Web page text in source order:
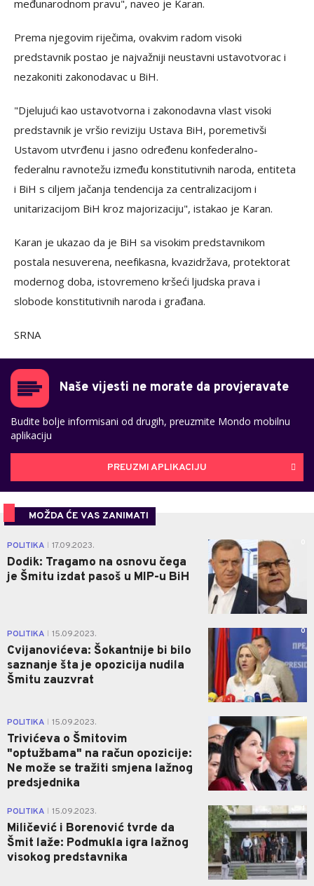
međunarodnom pravu", naveo je Karan.
Prema njegovim riječima, ovakvim radom visoki
predstavnik postao je najvažniji neustavni ustavotvorac i
nezakoniti zakonodavac u BiH.
"Djelujući kao ustavotvorna i zakonodavna vlast visoki
predstavnik je vršio reviziju Ustava BiH, poremetivši
Ustavom utvrđenu i jasno određenu konfederalno-
federalnu ravnotežu između konstitutivnih naroda, entiteta
i BiH s ciljem jačanja tendencija za centralizacijom i
unitarizacijom BiH kroz majorizaciju", istakao je Karan.
Karan je ukazao da je BiH sa visokim predstavnikom
postala nesuverena, neefikasna, kvazidržava, protektorat
modernog doba, istovremeno kršeći ljudska prava i
slobode konstitutivnih naroda i građana.
SRNA
Naše vijesti ne morate da provjeravate
Budite bolje informisani od drugih, preuzmite Mondo mobilnu
aplikaciju
PREUZMI APLIKACIJU
MOŽDA ĆE VAS ZANIMATI
POLITIKA 17.09.2023.
Dodik: Tragamo na osnovu čega
je Šmitu izdat pasoš u MIP-u BiH
POLITIKA 15.09.2023.
Cvijanovićeva: Šokantnije bi bilo
saznanje šta je opozicija nudila
Šmitu zauzvrat
0
POLITIKA 15.09.2023.
Trivićeva o Šmitovim
"optužbama" na račun opozicije:
Ne može se tražiti smjena lažnog
predsjednika
1
POLITIKA 15.09.2023.
Miličević i Borenović tvrde da
Šmit laže: Podmukla igra lažnog
visokog predstavnika
1